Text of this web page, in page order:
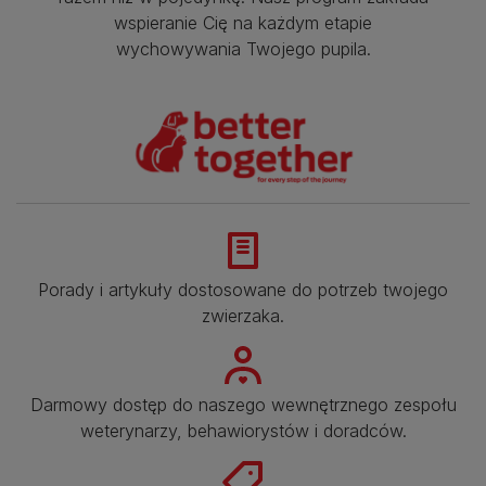
wspieranie Cię na każdym etapie
wychowywania Twojego pupila.
Porady i artykuły dostosowane do potrzeb twojego
zwierzaka.​
Darmowy dostęp do naszego wewnętrznego zespołu
weterynarzy, behawiorystów i doradców.​